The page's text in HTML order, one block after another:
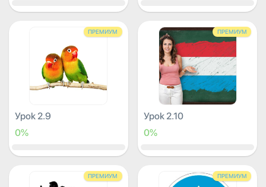
ПРЕМИУМ
Урок 2.9
0%
ПРЕМИУМ
Урок 2.10
0%
ПРЕМИУМ ПРЕМИУМ